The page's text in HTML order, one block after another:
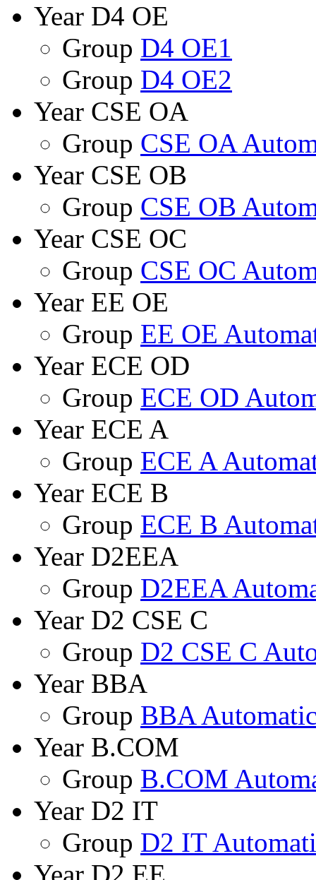
Year D4 OE
Group D4 OE1
Group D4 OE2
Year CSE OA
Group CSE OA
Year CSE OB
Group CSE OB
Year CSE OC
Group CSE OC
Year EE OE
Group EE OE
Year ECE OD
Group ECE OD
Year ECE A
Group ECE A
Year ECE B
Group ECE B
Year D2EEA
Group D2EEA
Year D2 CSE C
Group D2 CSE C
Year BBA
Group BBA
Year B.COM
Group B.COM
Year D2 IT
Group D2 IT